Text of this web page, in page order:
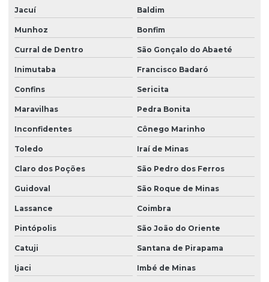
Jacuí Baldim
Munhoz Bonfim
Curral de Dentro São Gonçalo do Abaeté
Inimutaba Francisco Badaró
Confins Sericita
Maravilhas Pedra Bonita
Inconfidentes Cônego Marinho
Toledo Iraí de Minas
Claro dos Poções São Pedro dos Ferros
Guidoval São Roque de Minas
Lassance Coimbra
Pintópolis São João do Oriente
Catuji Santana de Pirapama
Ijaci Imbé de Minas